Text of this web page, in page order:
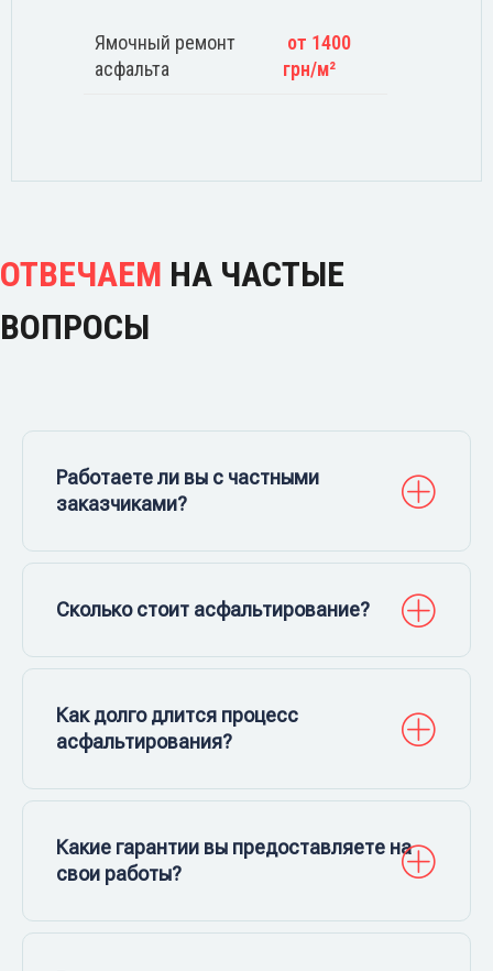
Ямочный ремонт
асфальта
от 1400
грн/м²
ОТВЕЧАЕМ НА ЧАСТЫЕ
ВОПРОСЫ
Работаете ли вы с частными
заказчиками?
Сколько стоит асфальтирование?
Как долго длится процесс
асфальтирования?
Какие гарантии вы предоставляете на
свои работы?